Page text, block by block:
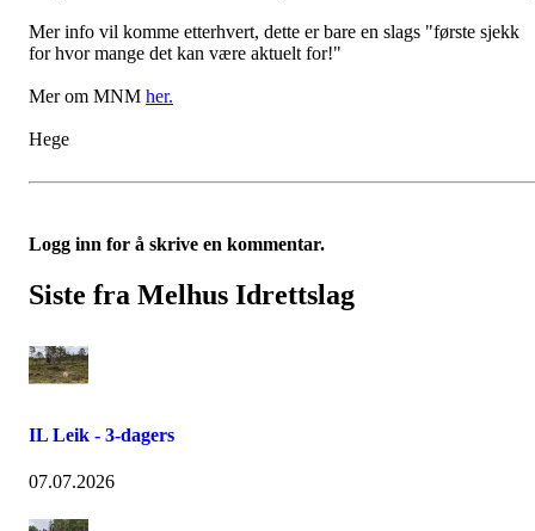
Mer info vil komme etterhvert, dette er bare en slags "første sjekk
for hvor mange det kan være aktuelt for!"
Mer om MNM her.
Hege
Logg inn for å skrive en kommentar.
Siste fra Melhus Idrettslag
IL Leik - 3-dagers
07.07.2026